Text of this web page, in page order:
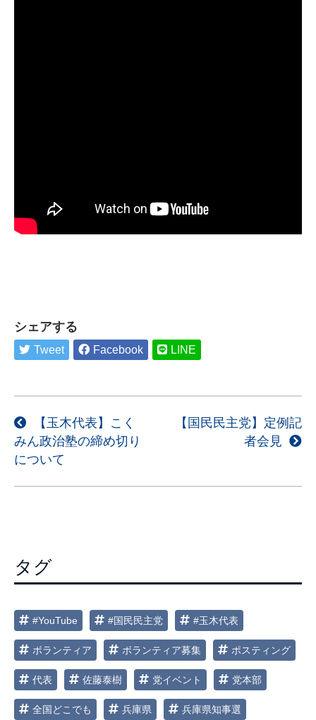
シェアする
Tweet Facebook LINE
投
稿
ナ
ビ
シ
ョ
【玉木代表】こく
みん政治塾の締め切り
について
【国民民主党】定例記
者会見
タグ
#YouTube #国民民主党 #玉木代表
ボランティア ボランティア募集 ポスティング
代表 佐藤泰樹 党イベント 党本部
全国どこでも 兵庫県 兵庫県知事選